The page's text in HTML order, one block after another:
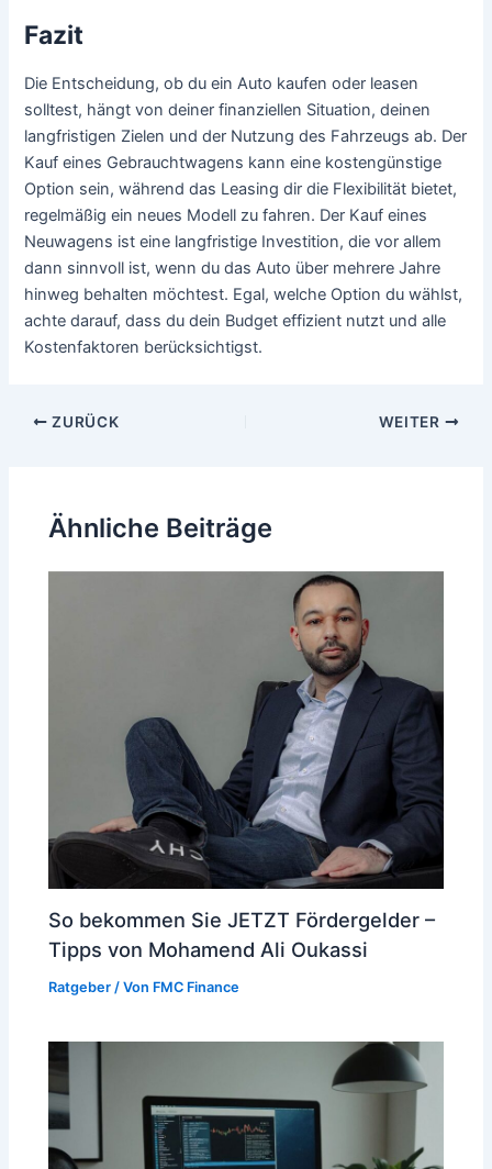
Fazit
Die Entscheidung, ob du ein Auto kaufen oder leasen
solltest, hängt von deiner finanziellen Situation, deinen
langfristigen Zielen und der Nutzung des Fahrzeugs ab. Der
Kauf eines Gebrauchtwagens kann eine kostengünstige
Option sein, während das Leasing dir die Flexibilität bietet,
regelmäßig ein neues Modell zu fahren. Der Kauf eines
Neuwagens ist eine langfristige Investition, die vor allem
dann sinnvoll ist, wenn du das Auto über mehrere Jahre
hinweg behalten möchtest. Egal, welche Option du wählst,
achte darauf, dass du dein Budget effizient nutzt und alle
Kostenfaktoren berücksichtigst.
Beitragsnavigation
ZURÜCK WEITER
Ähnliche Beiträge
So bekommen Sie JETZT Fördergelder –
Tipps von Mohamend Ali Oukassi
Ratgeber / Von FMC Finance